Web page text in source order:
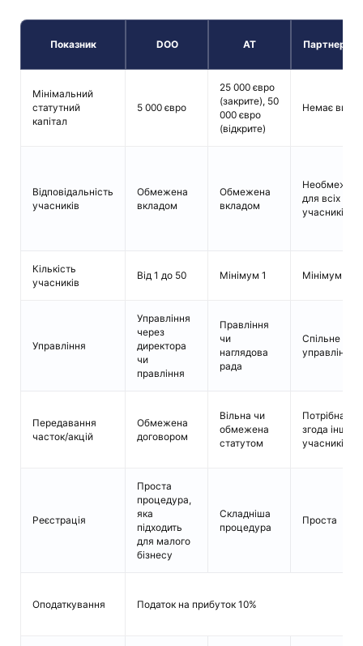
Показник DОО АТ
Мінімальний
статутний
капітал
5 000 євро
25 000 євро
(закрите), 50
000 євро
(відкрите)
Немає вимог
Відповідальність
учасників
Обмежена
вкладом
Обмежена
вкладом
для всіх
учасників
Кількість
учасників
Від 1 до 50 Мінімум 1 Мінімум 2
Управління
Управління
через
директора
чи
правління
Правління
чи
наглядова
рада
Спільне
управління
Передавання
часток/акцій
Обмежена
договором
Вільна чи
обмежена
статутом
Потрібна
згода інших
учасників
Реєстрація
Проста
процедура,
яка
підходить
для малого
бізнесу
Складніша
процедура
Проста
Оподаткування Податок на прибуток 10%